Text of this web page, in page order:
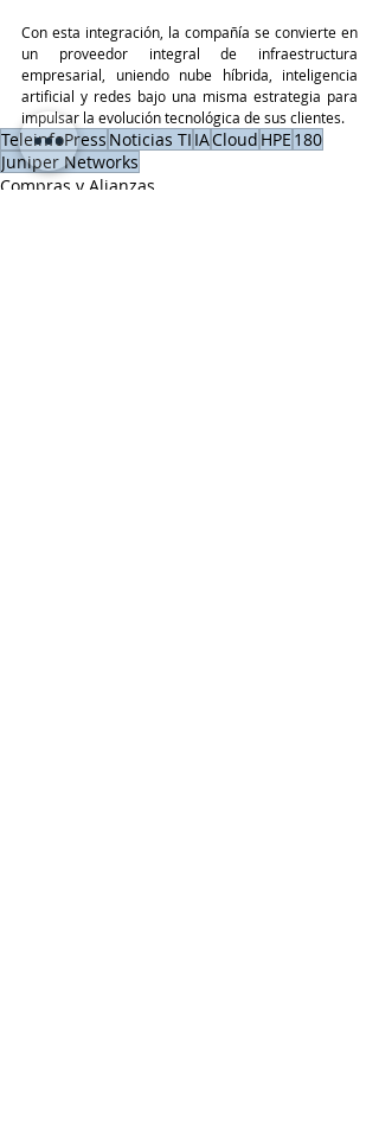
Con esta integración, la compañía se convierte en
un proveedor integral de infraestructura
empresarial, uniendo nube híbrida, inteligencia
artificial y redes bajo una misma estrategia para
impulsar la evolución tecnológica de sus clientes.
TeleinfoPress Noticias TI IACloud HPE 180
Juniper Networks
Compras y Alianzas